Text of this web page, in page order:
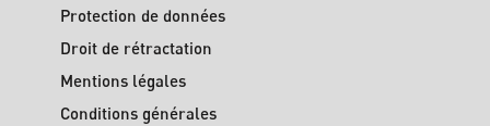
Protection de données
Droit de rétractation
Mentions légales
Conditions générales